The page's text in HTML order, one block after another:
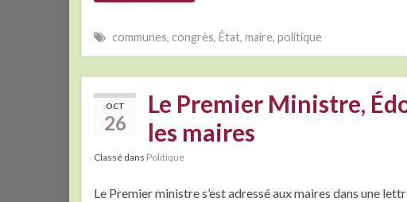
communes, congrès, État, maire, politique
OCT
26
Le Premier Ministre,
les maires
Classé dans Politique
Le Premier ministre s’est adressé aux maires dans une